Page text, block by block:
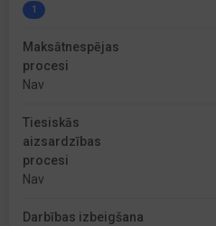
1
Maksātnespējas
procesi
Nav
Tiesiskās
aizsardzības
procesi
Nav
Darbības izbeigšana